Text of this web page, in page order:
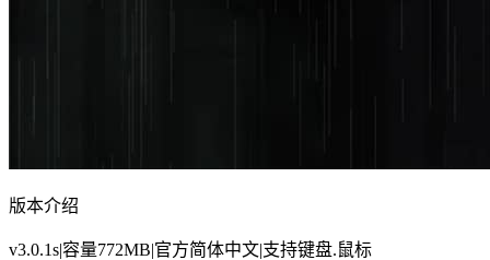
版本介绍
v3.0.1s|容量772MB|官方简体中文|支持键盘.鼠标